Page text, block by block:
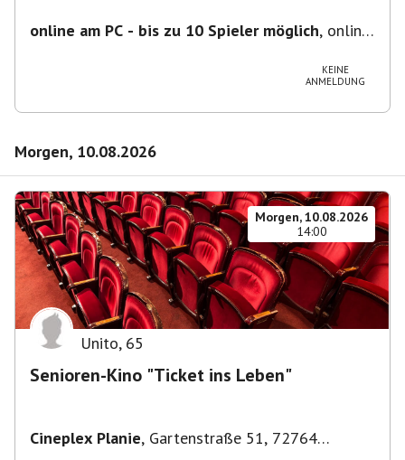
online am PC - bis zu 10 Spieler möglich, online
KEINE
ANMELDUNG
Morgen, 10.08.2026
Morgen, 10.08.2026
14:00
Unito, 65
Senioren-Kino "Ticket ins Leben"
Cineplex Planie, Gartenstraße 51, 72764